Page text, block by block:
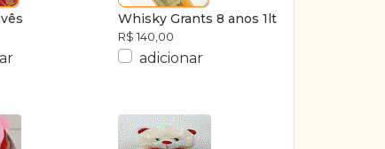
Whisky Grants 8 anos 1lt
R$ 140,00
adicionar